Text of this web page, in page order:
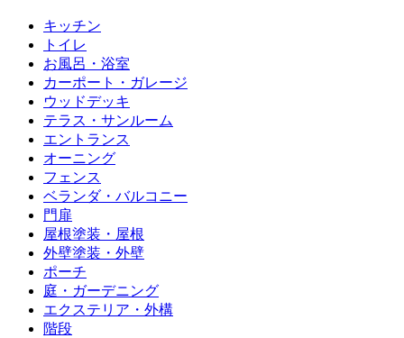
キッチン
トイレ
お風呂・浴室
カーポート・ガレージ
ウッドデッキ
テラス・サンルーム
エントランス
オーニング
フェンス
ベランダ・バルコニー
門扉
屋根塗装・屋根
外壁塗装・外壁
ポーチ
庭・ガーデニング
エクステリア・外構
階段